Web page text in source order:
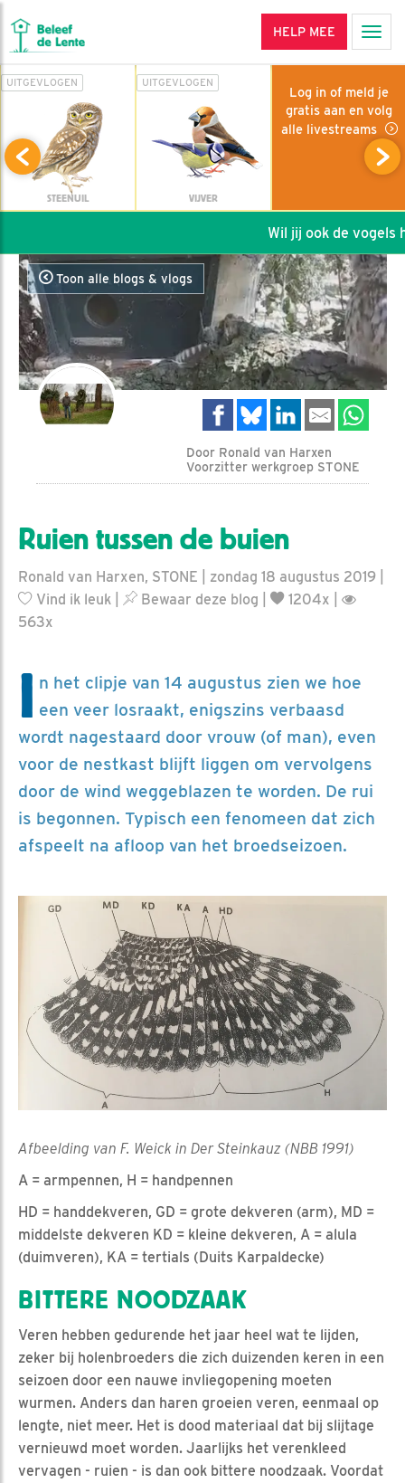
HELP MEE
UITGEVLOGEN
STEENUIL
UITGEVLOGEN
VIJVER
Log in of meld je
gratis aan en volg
alle livestreams
Wil jij ook de vogels
Toon alle blogs & vlogs
Door Ronald van Harxen
Voorzitter werkgroep STONE
Ruien tussen de buien
Ronald van Harxen, STONE | zondag 18 augustus 2019 |
Vind ik leuk
Bewaar deze blog
1204x |
563x
I n het clipje van 14 augustus zien we hoe
een veer losraakt, enigszins verbaasd
wordt nagestaard door vrouw (of man), even
voor de nestkast blijft liggen om vervolgens
door de wind weggeblazen te worden. De rui
is begonnen. Typisch een fenomeen dat zich
afspeelt na afloop van het broedseizoen.
Afbeelding van F. Weick in Der Steinkauz (NBB 1991)
A = armpennen, H = handpennen
HD = handdekveren, GD = grote dekveren (arm), MD =
middelste dekveren KD = kleine dekveren, A = alula
(duimveren), KA = tertials (Duits Karpaldecke)
BITTERE NOODZAAK
Veren hebben gedurende het jaar heel wat te lijden,
zeker bij holenbroeders die zich duizenden keren in een
seizoen door een nauwe invliegopening moeten
wurmen. Anders dan haren groeien veren, eenmaal op
lengte, niet meer. Het is dood materiaal dat bij slijtage
vernieuwd moet worden. Jaarlijks het verenkleed
vervagen - ruien - is dan ook bittere noodzaak. Voordat